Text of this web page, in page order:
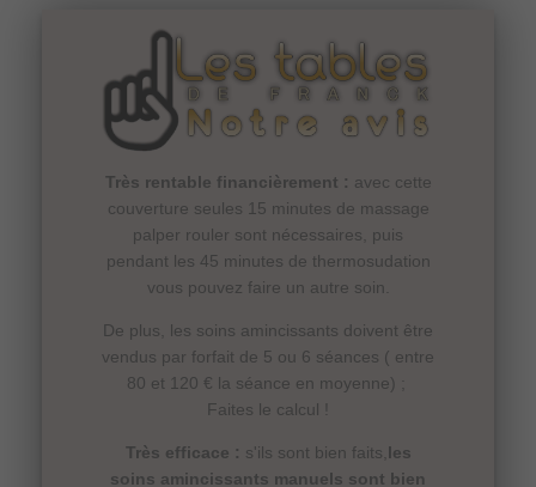
Très rentable financièrement : avec cette
couverture seules 15 minutes de massage
palper rouler sont nécessaires, puis
pendant les 45 minutes de thermosudation
vous pouvez faire un autre soin.
De plus, les soins amincissants doivent être
vendus par forfait de 5 ou 6 séances ( entre
80 et 120 € la séance en moyenne) ;
Faites le calcul !
Très efficace : s'ils sont bien faits, les
soins amincissants manuels sont bien